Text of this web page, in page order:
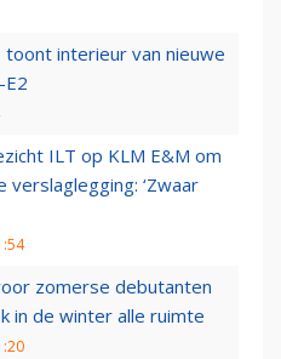
toont interieur van nieuwe
ILT op KLM E&M om
verslaglegging: ‘Zwaar
zomerse debutanten
in de winter alle ruimte